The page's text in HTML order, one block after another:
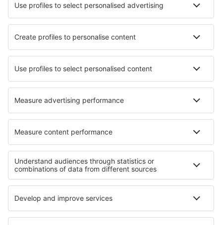
Pernottamenti in Torremaggiore Pernottamenti in Biyagama
Pernottamenti in Moers Pernottamenti in Abenberg
Pernottamenti in Bodio Pernottamenti in Ambronay
Pernottamenti in Gizah Pernottamenti in Capivari
Le migliori sistemazioni - zone
Pernottamenti a Okinawa Pernottamenti in North Sinai
Pernottamenti a Sarek National Park
Pernottamenti in Velingrad province
Pernottamenti a Parco nazionale Villarrica
Pernottamenti in Kenya